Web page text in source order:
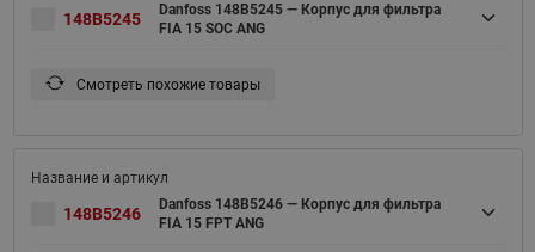
148B5245
Danfoss 148B5245 — Корпус для фильтра
FIA 15 SOC ANG
Смотреть похожие товары
148B5246
Danfoss 148B5246 — Корпус для фильтра
FIA 15 FPT ANG